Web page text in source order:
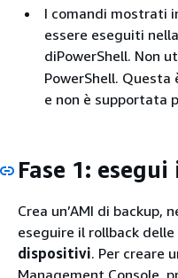
I comandi mostrati
essere eseguiti
diPowerShell. Non
PowerShell.
e non è supportata
Fase 1:
Crea un’AMI di backup,
eseguire il rollback
dispositivi. Per creare
Management Console,